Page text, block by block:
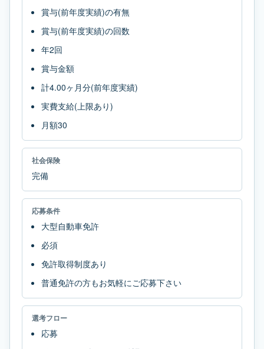
賞与(前年度実績)の有無
賞与(前年度実績)の回数
年2回
賞与金額
計4.00ヶ月分(前年度実績)
実費支給(上限あり)
月額30
社会保険
完備
応募条件
大型自動車免許
必須
免許取得制度あり
普通免許の方もお気軽にご応募下さい
選考フロー
応募